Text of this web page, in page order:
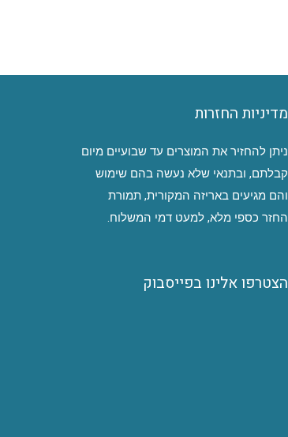
מדיניות החזרות
ניתן להחזיר את המוצרים עד שבועיים מיום
קבלתם, ובתנאי שלא נעשה בהם שימוש
והם מגיעים באריזה המקורית, תמורת
החזר כספי מלא, למעט דמי המשלוח.
הצטרפו אלינו בפייסבוק